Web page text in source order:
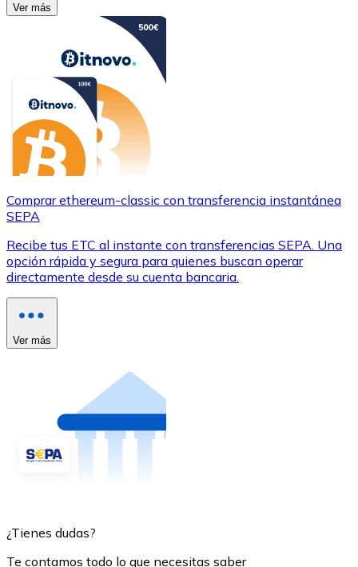
Ver más
Comprar ethereum-classic con transferencia instantánea
SEPA
Recibe tus ETC al instante con transferencias SEPA. Una
opción rápida y segura para quienes buscan operar
directamente desde su cuenta bancaria.
Ver más
¿Tienes dudas?
Te contamos todo lo que necesitas saber